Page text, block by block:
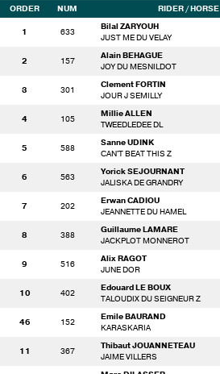
ORDER NUM RIDER/ HORSE
1 633
Bilal ZARYOUH
JUST ME DU VELAY
2 157
Alain BEHAGUE
JOY DU MESNILDOT
3 301
Clement FORTIN
JOUR J SEMILLY
4 105
Millie ALLEN
TWEEDLEDEE DL
5 588
Sanne UDINK
CAN'T BEAT THIS Z
6 563
Yorick SEJOURNANT
JALISKA DE GRANDRY
7 202
Erwan CADIOU
JEANNETTE DU HAMEL
8 388
Guillaume LAMARE
JACKPLOT MONNEROT
9 516
Alix RAGOT
JUNE DOR
10 402
Edouard LE BOUX
TALOUDIX DU SEIGNEUR Z
46 152
Emile BAURAND
KARASKARIA
11 367
Thibaut JOUANNETEAU
JAIME VILLERS